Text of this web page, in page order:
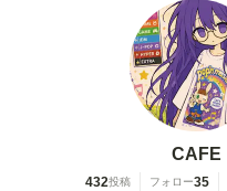
CAFE
432投稿 フォロー35